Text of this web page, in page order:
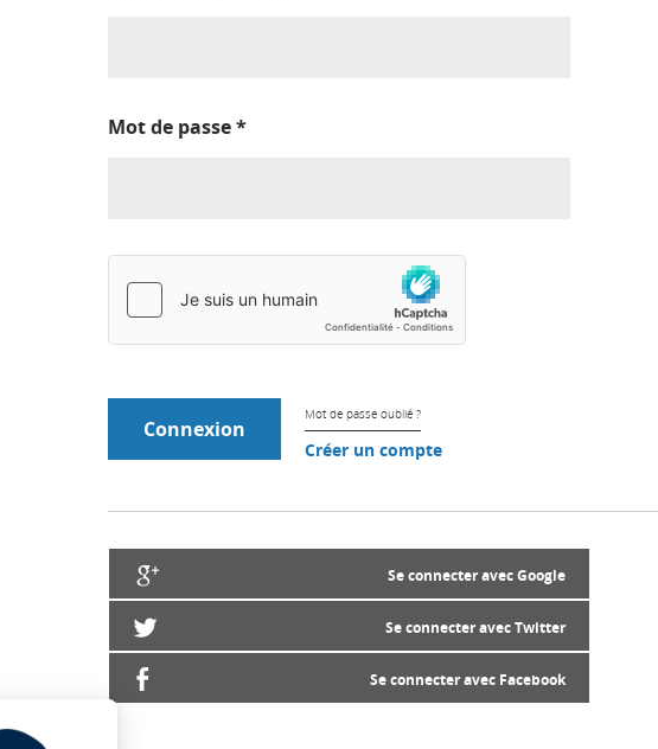
Mot de passe*
Mot de passe oublié ?
Créer un compte
Se connecter avec Google
Se connecter avec Twitter
Se connecter avec Facebook